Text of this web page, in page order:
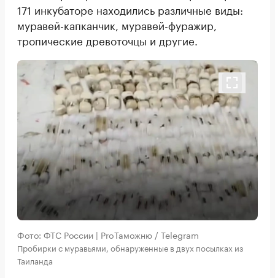
171 инкубаторе находились различные виды:
муравей-капканчик, муравей-фуражир,
тропические древоточцы и другие.
Фото: ФТС России | ProТаможню / Telegram
Пробирки с муравьями, обнаруженные в двух посылках из
Таиланда